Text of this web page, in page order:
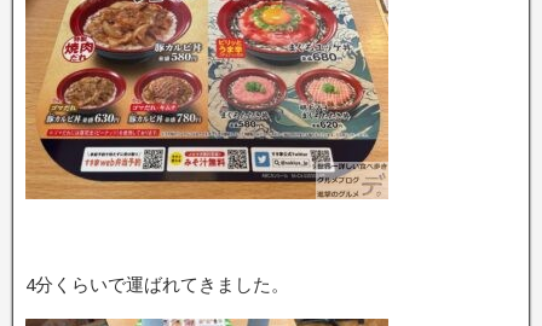
4分くらいで運ばれてきました。